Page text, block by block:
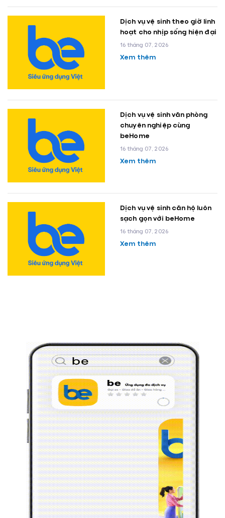
Dịch vụ vệ sinh theo giờ linh
hoạt cho nhịp sống hiện đại
16 tháng 07, 2026
Xem thêm
Dịch vụ vệ sinh văn phòng
chuyên nghiệp cùng
beHome
16 tháng 07, 2026
Xem thêm
Dịch vụ vệ sinh căn hộ luôn
sạch gọn với beHome
16 tháng 07, 2026
Xem thêm